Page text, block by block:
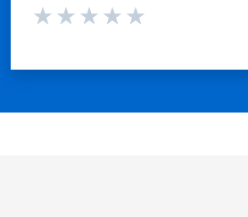
Valuta da 1 a 5 stelle la pagina